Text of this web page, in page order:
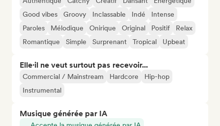
Good vibes
Groovy Inclassable Indé
Intense
Paroles
Mélodique Onirique Original Positif
Relax
Romantique
Simple Surprenant Tropical Upbeat
Elle·il ne veut surtout pas recevoir...
Commercial / Mainstream Hardcore
Hip-hop
Instrumental
Musique générée par IA